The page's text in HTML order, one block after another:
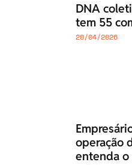
DNA
tem 55
20/04/2026
operação
entenda o